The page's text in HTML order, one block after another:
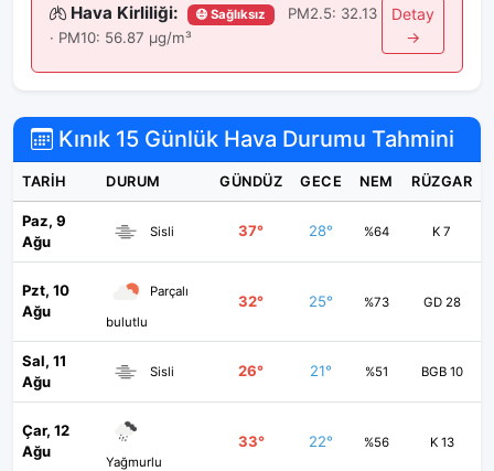
Hava Kirliliği: 😷 Sağlıksız
PM2.5: 32.13
· PM10: 56.87 μg/m³
Detay
→
Kınık 15 Günlük Hava Durumu Tahmini
TARIH DURUM GÜNDÜZ GECE NEM RÜZGAR
Paz, 9
Ağu
Sisli 37° 28° %64 K 7
Pzt, 10
Ağu
Parçalı
bulutlu
32° 25° %73 GD 28
Sal, 11
Ağu
Sisli 26° 21° %51 BGB 10
Çar, 12
Ağu
Yağmurlu
33° 22° %56 K 13